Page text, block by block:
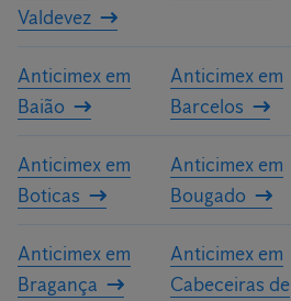
Valdevez
Anticimex em
Baião
Anticimex em
Barcelos
Anticimex em
Boticas
Anticimex em
Bougado
Anticimex em
Bragança
Anticimex em
Cabeceiras de